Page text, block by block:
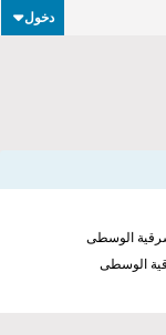
دخول
الوسطى
الوسطى